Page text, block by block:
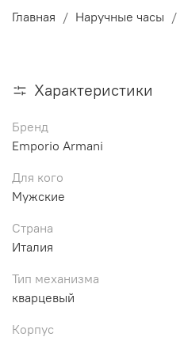
Главная Наручные часы
Характеристики
Бренд
Emporio Armani
Для кого
Мужские
Страна
Италия
Тип механизма
кварцевый
Корпус